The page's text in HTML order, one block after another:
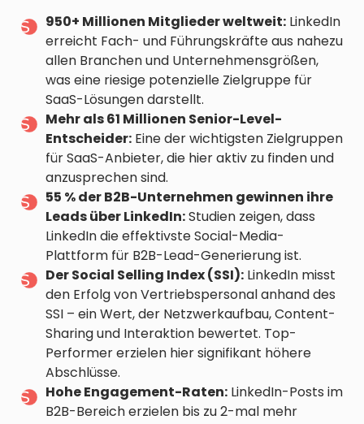
950+ Millionen Mitglieder weltweit: LinkedIn
erreicht Fach- und Führungskräfte aus nahezu
allen Branchen und Unternehmensgrößen,
was eine riesige potenzielle Zielgruppe für
SaaS-Lösungen darstellt.
Mehr als 61 Millionen Senior-Level-
Entscheider: Eine der wichtigsten Zielgruppen
für SaaS-Anbieter, die hier aktiv zu finden und
anzusprechen sind.
55 % der B2B-Unternehmen gewinnen ihre
Leads über LinkedIn:Studien zeigen, dass
LinkedIn die effektivste Social-Media-
Plattform für B2B-Lead-Generierung ist.
Der Social Selling Index (SSI): LinkedIn misst
den Erfolg von Vertriebspersonal anhand des
SSI – ein Wert, der Netzwerkaufbau, Content-
Sharing und Interaktion bewertet. Top-
Performer erzielen hier signifikant höhere
Abschlüsse.
Hohe Engagement-Raten: LinkedIn-Posts im
B2B-Bereich erzielen bis zu 2-mal mehr